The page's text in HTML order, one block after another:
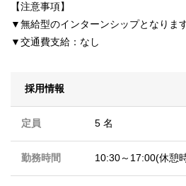
【注意事項】
▼無給型のインターンシップとなりま
▼交通費支給：なし
採用情報
定員 5 名
勤務時間 10:30～17:00(休憩